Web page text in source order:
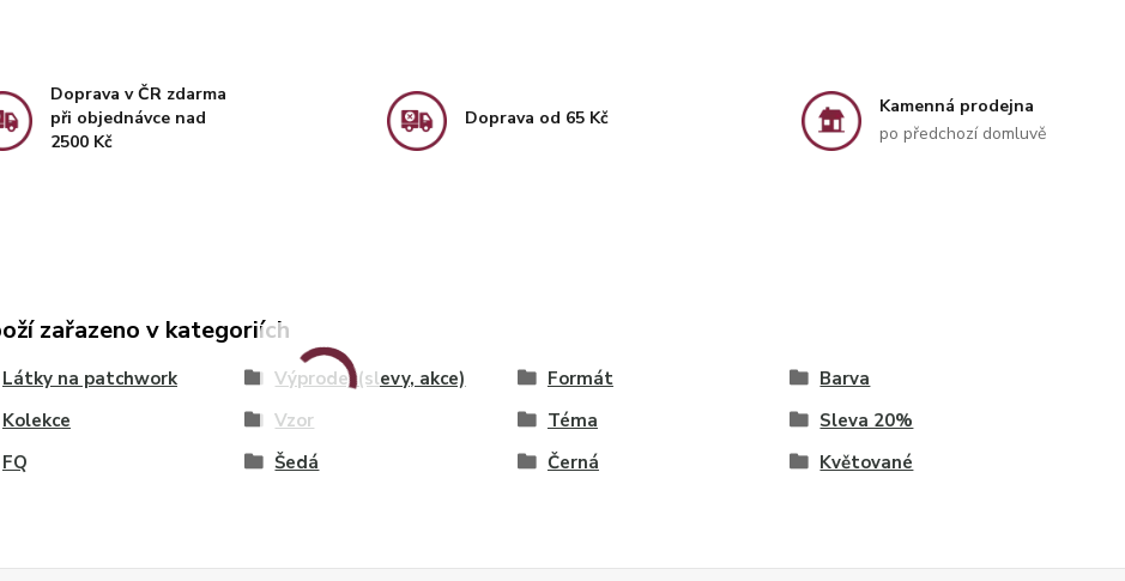
Doprava v ČR zdarma
při objednávce nad
2500 Kč
Doprava od 65 Kč
Kamenná prodejna
po předchozí domluvě
zařazeno v kategoriích
Látky na patchwork Výprodej (slevy, akce) Formát
Barva
Kolekce
Vzor Téma
Sleva 20%
FQ
Šedá Černá Květované